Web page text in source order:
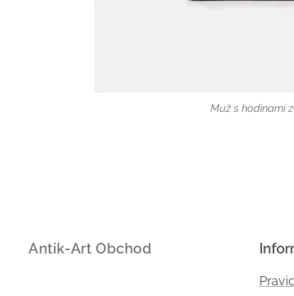
Muž s hodinami
Antik-Art Obchod